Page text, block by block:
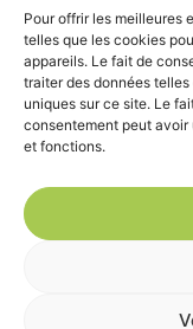
Pour offrir les meilleures
telles que les cookies
appareils. Le fait de
traiter des données
uniques sur ce site. Le
consentement peut
et fonctions.
?